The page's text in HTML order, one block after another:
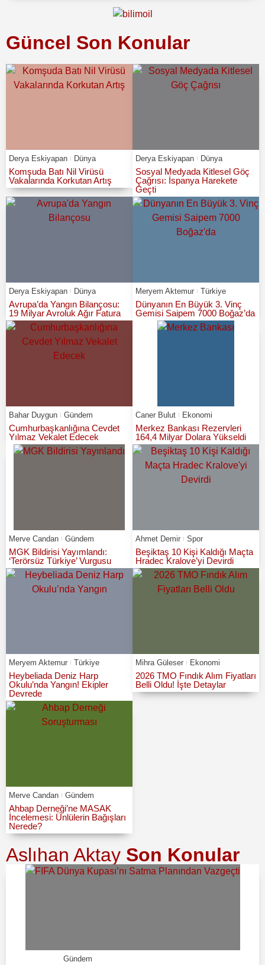
Güncel Son Konular
Derya Eskiyapan Dünya
Komşuda Batı Nil Virüsü
Vakalarında Korkutan Artış
Derya Eskiyapan Dünya
Sosyal Medyada Kitlesel Göç
Çağrısı: İspanya Harekete
Geçti
Derya Eskiyapan Dünya
Avrupa’da Yangın Bilançosu:
19 Milyar Avroluk Ağır Fatura
Meryem Aktemur Türkiye
Dünyanın En Büyük 3. Vinç
Gemisi Saipem 7000 Boğaz’da
Bahar Duygun Gündem
Cumhurbaşkanlığına Cevdet
Yılmaz Vekalet Edecek
Caner Bulut Ekonomi
Merkez Bankası Rezervleri
164,4 Milyar Dolara Yükseldi
Merve Candan Gündem
MGK Bildirisi Yayımlandı:
‘Terörsüz Türkiye’ Vurgusu
Ahmet Demir Spor
Beşiktaş 10 Kişi Kaldığı Maçta
Hradec Kralove’yi Devirdi
Meryem Aktemur Türkiye
Heybeliada Deniz Harp
Okulu’nda Yangın! Ekipler
Devrede
Mihra Güleser Ekonomi
2026 TMO Fındık Alım Fiyatları
Belli Oldu! İşte Detaylar
Merve Candan Gündem
Ahbap Derneği’ne MASAK
İncelemesi: Ünlülerin Bağışları
Nerede?
Aslıhan Aktay Son Konular
Gündem